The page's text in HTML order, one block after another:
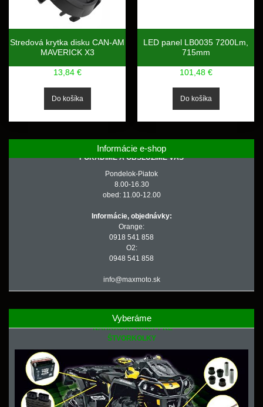
Stredová krytka disku CAN-AM
MAVERICK X3
13,84 €
LED panel LB0035 7200Lm,
715mm
101,48 €
Informácie e-shop
PORADÍME A OBSLÚŽIME VÁS
Pondelok-Piatok
8.00-16.30
obed: 11.00-12.00
Informácie, objednávky:
Orange:
0918 541 858
O2:
0948 541 858
info@maxmoto.sk
Vyberáme
NÁHRADNÉ DIELY PRE
ŠTVORKOLKY